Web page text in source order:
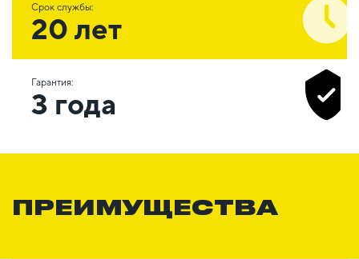
Срок службы:
20 лет
Гарантия:
3 года
ПРЕИМУЩЕСТВА